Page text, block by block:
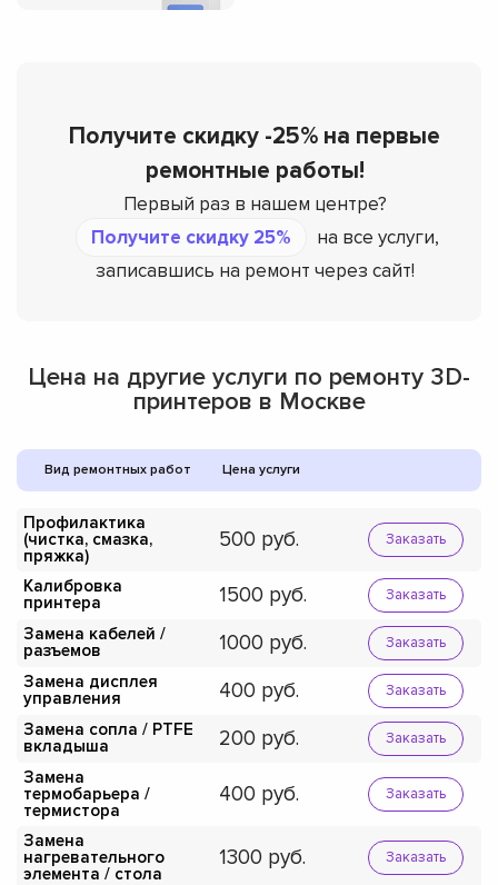
Получите скидку -25% на первые
ремонтные работы!
Первый раз в нашем центре?
Получите скидку 25%
на все услуги,
записавшись на ремонт через сайт!
Цена на другие услуги по ремонту 3D-
принтеров в Москве
Вид ремонтных работ Цена услуги
Профилактика
(чистка, смазка,
пряжка)
500 Заказать
Калибровка
принтера
1500 Заказать
Замена кабелей /
разъемов
1000 Заказать
Замена дисплея
управления
400 Заказать
Замена сопла / PTFE
вкладыша
200 Заказать
Замена
термобарьера /
термистора
400 Заказать
Замена
нагревательного
элемента / стола
1300 Заказать